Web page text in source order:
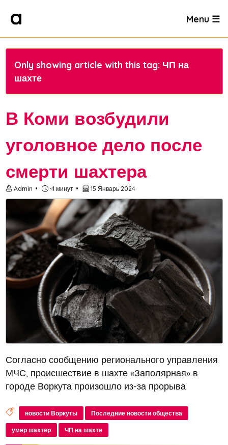
Menu ☰
Only showing article with this tag: ЧП на
шахте
В Коми возбудили
уголовное дело после
смерти шахтера
Admin ~1 минут 15 Январь 2024
Согласно сообщению регионального управления
МЧС, происшествие в шахте «Заполярная» в
городе Воркута произошло из-за прорыва
новости Воркуты Последние новости общества
умер шахтер ЧП на шахте